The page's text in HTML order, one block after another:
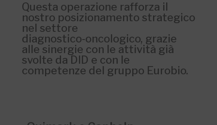
Questa operazione rafforza il
nostro posizionamento strategico
nel settore
diagnostico‑oncologico, grazie
alle sinergie con le attività già
svolte da DID e con le
competenze del gruppo Eurobio.